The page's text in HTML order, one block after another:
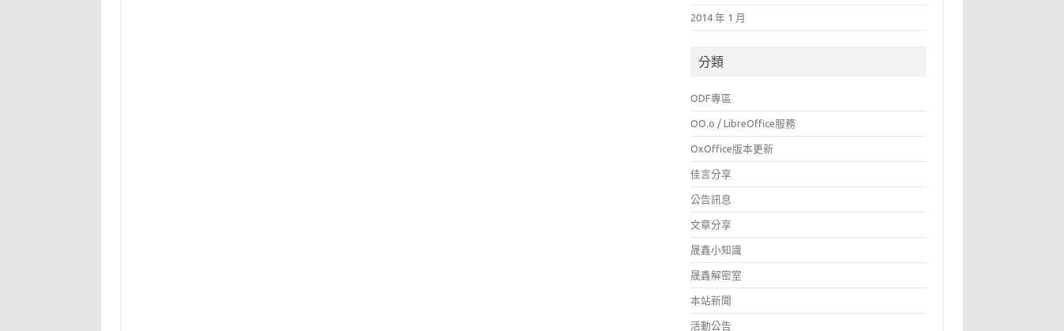
2014 年 1 月
分類
ODF專區
OO.o / LibreOffice服務
OxOffice版本更新
佳言分享
公告訊息
文章分享
晟鑫小知識
晟鑫解密室
本站新聞
活動公告